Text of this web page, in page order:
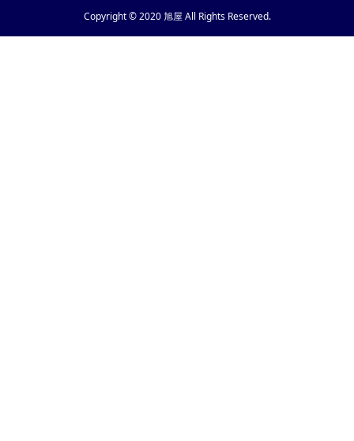
Copyright © 2020 旭屋 All Rights Reserved.